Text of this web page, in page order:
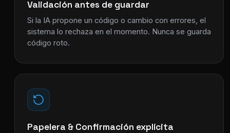
Validación antes de guardar
Si la IA propone un código o cambio con errores, el
sistema lo rechaza en el momento. Nunca se guarda
código roto.
Papelera & Confirmación explícita